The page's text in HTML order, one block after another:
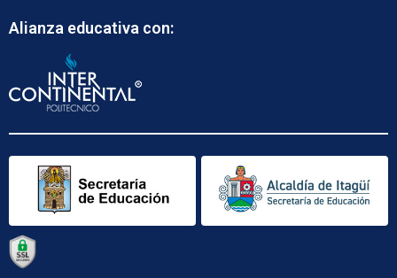
Alianza educativa con: